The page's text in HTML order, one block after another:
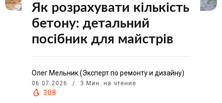
Як розрахувати кількість
бетону: детальний
посібник для майстрів
Олег Мельник (Эксперт по ремонту и дизайну)
06.07.2026 3 Мин. на чтение
308